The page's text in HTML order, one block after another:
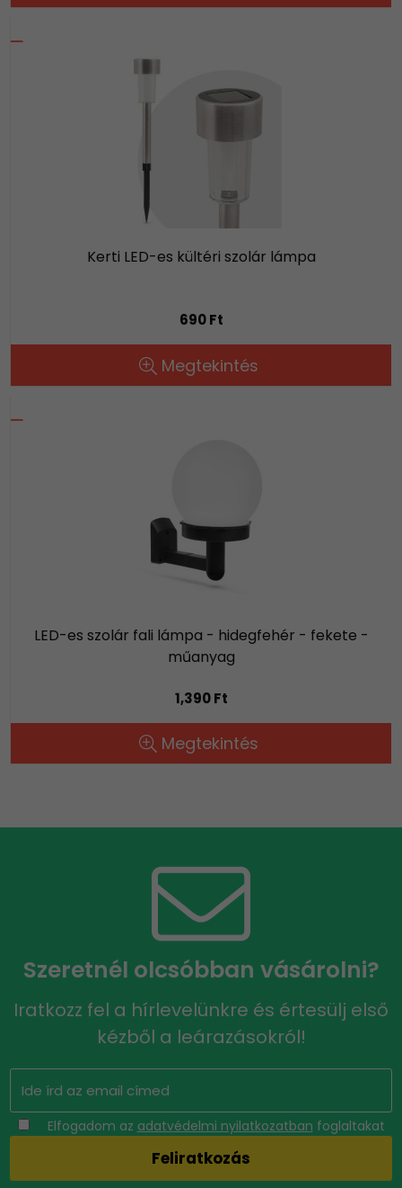
Kerti LED-es kültéri szolár lámpa
690 Ft
Megtekintés
LED-es szolár fali lámpa - hidegfehér - fekete -
műanyag
1,390 Ft
Megtekintés
Szeretnél olcsóbban vásárolni?
Iratkozz fel a hírlevelünkre és értesülj első
kézből a leárazásokról!
Elfogadom az adatvédelmi nyilatkozatban foglaltakat